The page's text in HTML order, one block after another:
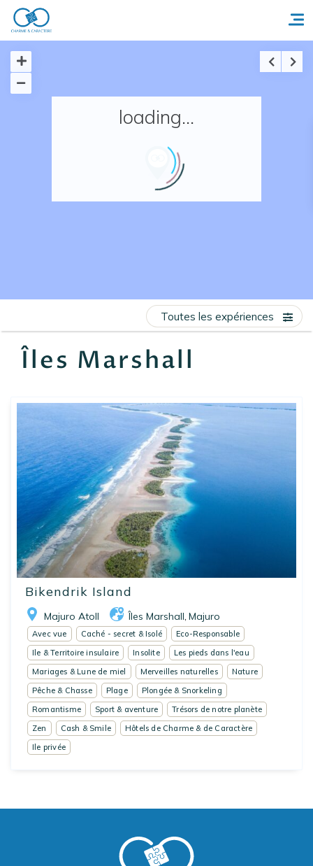
Accueil
Nos adresses en France
loading...
Îles Marshall
Toutes les expériences
Bikendrik Island
Majuro Atoll Îles Marshall Majuro
Avec vue Caché - secret & Isolé
Eco-Responsable
Ile & Territoire insulaire
Insolite
Les pieds dans l'eau
Mariages & Lune de miel
Merveilles naturelles
Nature
Pêche & Chasse
Plage
Plongée & Snorkeling
Romantisme
Sport & aventure
Trésors de notre planète
Zen
Cash & Smile
Hôtels de Charme & de Caractère
Ile privée